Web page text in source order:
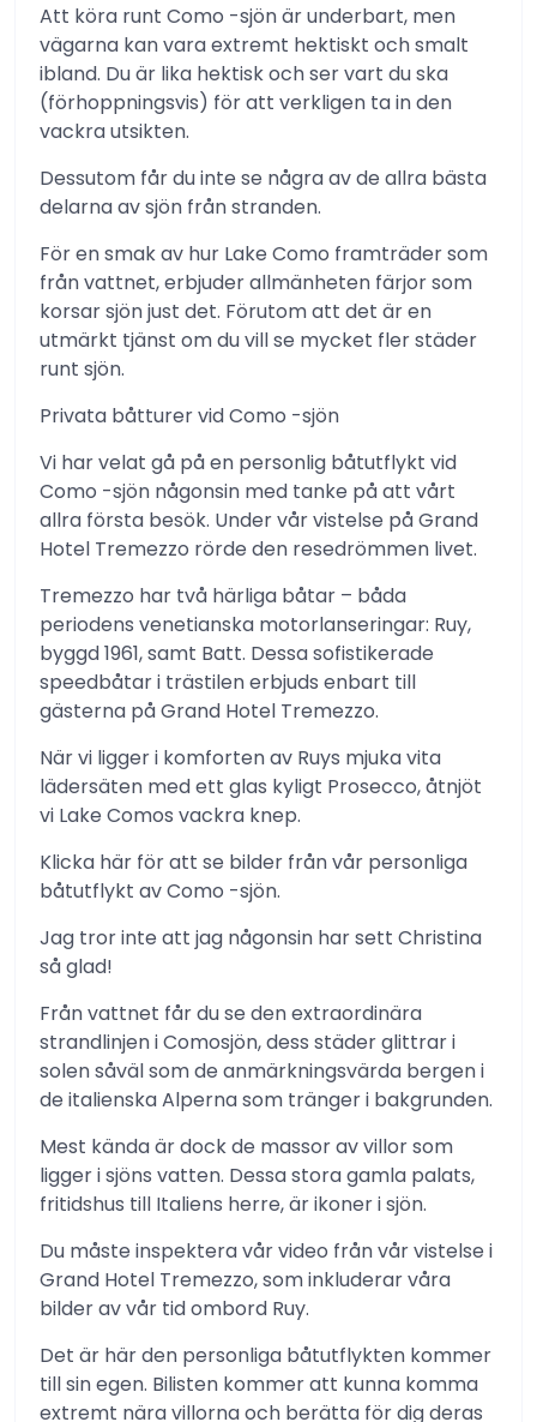
Att köra runt Como -sjön är underbart, men
vägarna kan vara extremt hektiskt och smalt
ibland. Du är lika hektisk och ser vart du ska
(förhoppningsvis) för att verkligen ta in den
vackra utsikten.
Dessutom får du inte se några av de allra bästa
delarna av sjön från stranden.
För en smak av hur Lake Como framträder som
från vattnet, erbjuder allmänheten färjor som
korsar sjön just det. Förutom att det är en
utmärkt tjänst om du vill se mycket fler städer
runt sjön.
Privata båtturer vid Como -sjön
Vi har velat gå på en personlig båtutflykt vid
Como -sjön någonsin med tanke på att vårt
allra första besök. Under vår vistelse på Grand
Hotel Tremezzo rörde den resedrömmen livet.
Tremezzo har två härliga båtar – båda
periodens venetianska motorlanseringar: Ruy,
byggd 1961, samt Batt. Dessa sofistikerade
speedbåtar i trästilen erbjuds enbart till
gästerna på Grand Hotel Tremezzo.
När vi ligger i komforten av Ruys mjuka vita
lädersäten med ett glas kyligt Prosecco, åtnjöt
vi Lake Comos vackra knep.
Klicka här för att se bilder från vår personliga
båtutflykt av Como -sjön.
Jag tror inte att jag någonsin har sett Christina
så glad!
Från vattnet får du se den extraordinära
strandlinjen i Comosjön, dess städer glittrar i
solen såväl som de anmärkningsvärda bergen i
de italienska Alperna som tränger i bakgrunden.
Mest kända är dock de massor av villor som
ligger i sjöns vatten. Dessa stora gamla palats,
fritidshus till Italiens herre, är ikoner i sjön.
Du måste inspektera vår video från vår vistelse i
Grand Hotel Tremezzo, som inkluderar våra
bilder av vår tid ombord Ruy.
Det är här den personliga båtutflykten kommer
till sin egen. Bilisten kommer att kunna komma
extremt nära villorna och berätta för dig deras